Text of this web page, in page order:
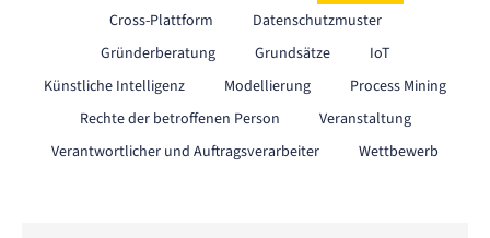
Cross-Plattform
Datenschutzmuster
Gründerberatung
Grundsätze
IoT
Künstliche Intelligenz
Modellierung
Process Mining
Rechte der betroffenen Person
Veranstaltung
Verantwortlicher und Auftragsverarbeiter
Wettbewerb